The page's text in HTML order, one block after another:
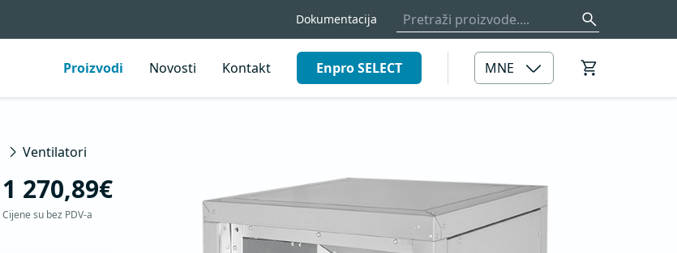
Dokumentacija
Proizvodi Novosti Kontakt Enpro SELECT MNE
Ventilatori
1 270,89€
Cijene su bez PDV-a